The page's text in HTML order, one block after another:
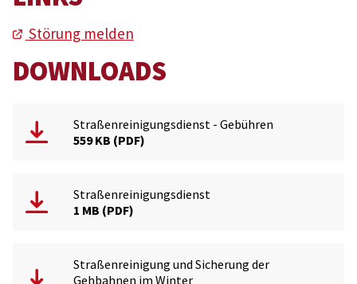
Störung melden
DOWNLOADS
Straßenreinigungsdienst - Gebühren
559 KB PDF
Straßenreinigungsdienst
1 MB PDF
Straßenreinigung und Sicherung der
Gehbahnen im Winter